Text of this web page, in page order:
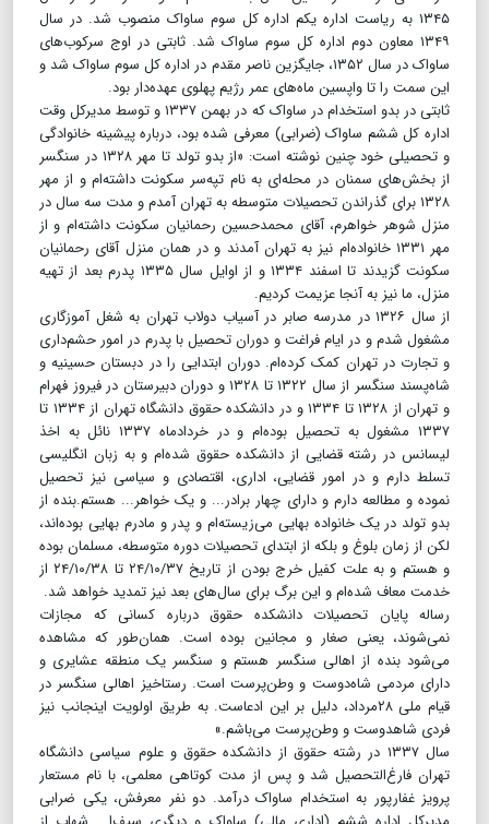
۱۳۴۵ به ریاست اداره یکم اداره کل سوم ساواک منصوب شد. در سال
۱۳۴۹ معاون دوم اداره کل سوم ساواک شد. ثابتی در اوج سرکوب‌های
ساواک در سال ۱۳۵۲، جایگزین ناصر مقدم در اداره کل سوم ساواک شد و
این سمت را تا واپسین ماه‌های عمر رژیم پهلوی عهده‌دار بود.
ثابتی در بدو استخدام در ساواک که در بهمن ۱۳۳۷ و توسط مدیرکل وقت
اداره کل ششم ساواک (ضرابی) معرفی شده بود، درباره پیشینه خانوادگی
و تحصیلی خود چنین نوشته است: «از بدو تولد تا مهر ۱۳۲۸ در سنگسر
از بخش‌های سمنان در محله‌ای به نام تپه‌سر سکونت داشته‌ام و از مهر
۱۳۲۸ برای گذراندن تحصیلات متوسطه به تهران آمدم و مدت سه سال در
منزل شوهر خواهرم، آقای محمدحسین رحمانیان سکونت داشته‌ام و از
مهر ۱۳۳۱ خانواده‌ام نیز به تهران آمدند و در همان منزل آقای رحمانیان
سکونت گزیدند تا اسفند ۱۳۳۴ و از اوایل سال ۱۳۳۵ پدرم بعد از تهیه
منزل، ما نیز به آنجا عزیمت کردیم.
از سال ۱۳۲۶ در مدرسه صابر در آسیاب دولاب تهران به شغل آموزگاری
مشغول شدم و در ایام فراغت و دوران تحصیل با پدرم در امور حشم‌داری
و تجارت در تهران کمک کرده‌ام. دوران ابتدایی را در دبستان حسینیه و
شاه‌پسند سنگسر از سال ۱۳۲۲ تا ۱۳۲۸ و دوران دبیرستان در فیروز فهرام
و تهران از ۱۳۲۸ تا ۱۳۳۴ و در دانشکده حقوق دانشگاه تهران از ۱۳۳۴ تا
۱۳۳۷ مشغول به تحصیل بوده‌ام و در خردادماه ۱۳۳۷ نائل به اخذ
لیسانس در رشته قضایی از دانشکده حقوق شده‌ام و به زبان انگلیسی
تسلط دارم و در امور قضایی، اداری، اقتصادی و سیاسی نیز تحصیل
نموده و مطالعه دارم و دارای چهار برادر... و یک خواهر... هستم.بنده از
بدو تولد در یک خانواده بهایی می‌زیسته‌ام و پدر و مادرم بهایی بوده‌اند،
لکن از زمان بلوغ و بلکه از ابتدای تحصیلات دوره متوسطه، مسلمان بوده
و هستم و به علت کفیل خرج بودن از تاریخ ۲۴/۱۰/۳۷ تا ۲۴/۱۰/۳۸ از
خدمت معاف شده‌ام و این برگ برای سال‌های بعد نیز تمدید خواهد شد.
رساله پایان تحصیلات دانشکده حقوق درباره کسانی که مجازات
نمی‌شوند، یعنی صغار و مجانین بوده است. همان‌طور که مشاهده
می‌شود بنده از اهالی سنگسر هستم و سنگسر یک منطقه عشایری و
دارای مردمی شاه‌دوست و وطن‌پرست است. رستاخیز اهالی سنگسر در
قیام ملی ۲۸مرداد، دلیل بر این ادعاست. به طریق اولویت اینجانب نیز
فردی شاهدوست و وطن‌پرست می‌باشم.»
سال ۱۳۳۷ در رشته حقوق از دانشکده حقوق و علوم سیاسی دانشگاه
تهران فارغ‌التحصیل شد و پس از مدت کوتاهی معلمی، با نام مستعار
پرویز غفارپور به استخدام ساواک درآمد. دو نفر معرفش، یکی ضرابی